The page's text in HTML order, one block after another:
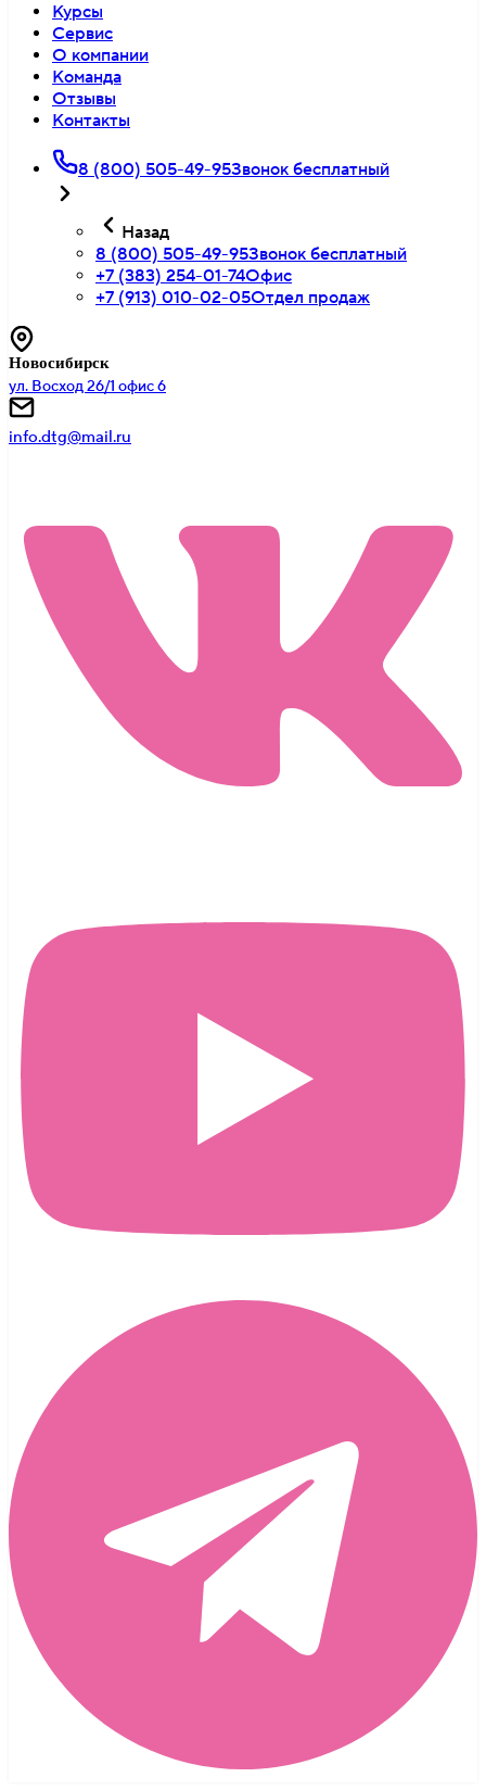
Курсы
Сервис
О компании
Команда
Отзывы
Контакты
8 (800) 505-49-95Звонок бесплатный
Назад
8 (800) 505-49-95Звонок бесплатный
+7 (383) 254-01-74Офис
+7 (913) 010-02-05Отдел продаж
Новосибирск
ул. Восход 26/1 офис 6
info.dtg@mail.ru